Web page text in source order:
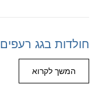
חולדות בגג רעפים
המשך לקרוא